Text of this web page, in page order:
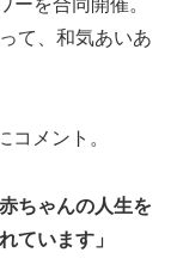
て、和気あいあ
コメント。
ちゃんの人生を
ています」